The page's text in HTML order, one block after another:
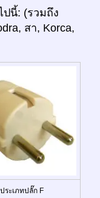
นี้: (รวมถึง
สา, Korca,
ประเภทปลั๊ก F